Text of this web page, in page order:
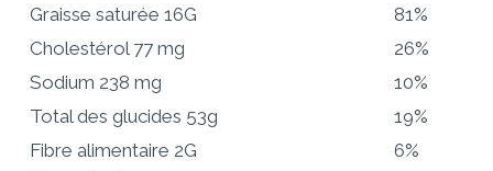
Graisse saturée 16G
81%
Cholestérol 77 mg
26%
Sodium 238 mg
10%
Total des glucides 53g
19%
Fibre alimentaire 2G
6%